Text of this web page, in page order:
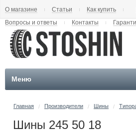
О магазине Статьи
Как купить
Вопросы и ответы
Контакты
Меню
Главная / Производители / Шины /
Шины 245 50 18